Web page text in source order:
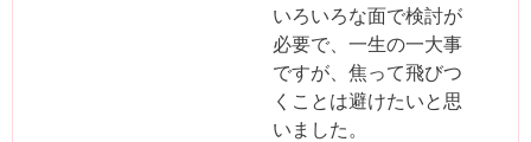
いろいろな面で検討が
必要で、一生の一大事
ですが、焦って飛びつ
くことは避けたいと思
いました。